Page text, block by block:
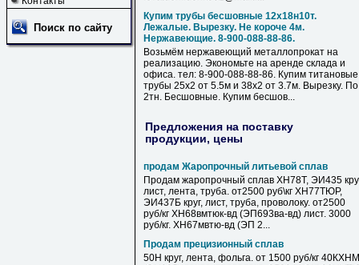
Поиск по сайту
Купим трубы бесшовные 12х18н10т.
Лежалые. Вырезку. Не короче 4м.
Нержавеющие. 8-900-088-88-86.
Возьмём нержавеющий металлопрокат на
реализацию. Экономьте на аренде склада и
офиса. тел: 8-900-088-88-86. Купим титановые
трубы 25х2 от 5.5м и 38х2 от 3.7м. Вырезку. По
2тн. Бесшовные. Купим бесшов...
Предложения на поставку
продукции, цены
продам Жаропрочный литьевой сплав
Продам жаропрочный сплав ХН78Т, ЭИ435
лист, лента, труба. от2500 руб\кг ХН77ТЮР,
ЭИ437Б круг, лист, труба, проволоку. от2500
руб/кг ХН68вмтюк-вд (ЭП693ва-вд) лист. 3000
руб/кг. ХН67мвтю-вд (ЭП 2...
Продам прецизионный сплав
50Н круг, лента, фольга. от 1500 руб/кг 40КХНМ